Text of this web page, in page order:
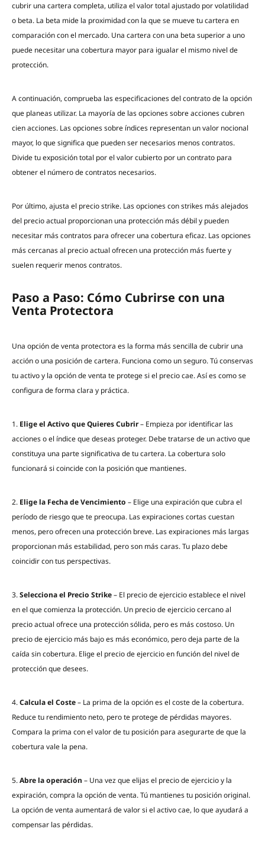
cubrir una cartera completa, utiliza el valor total ajustado por volatilidad
o beta. La beta mide la proximidad con la que se mueve tu cartera en
comparación con el mercado. Una cartera con una beta superior a uno
puede necesitar una cobertura mayor para igualar el mismo nivel de
protección.
A continuación, comprueba las especificaciones del contrato de la opción
que planeas utilizar. La mayoría de las opciones sobre acciones cubren
cien acciones. Las opciones sobre índices representan un valor nocional
mayor, lo que significa que pueden ser necesarios menos contratos.
Divide tu exposición total por el valor cubierto por un contrato para
obtener el número de contratos necesarios.
Por último, ajusta el precio strike. Las opciones con strikes más alejados
del precio actual proporcionan una protección más débil y pueden
necesitar más contratos para ofrecer una cobertura eficaz. Las opciones
más cercanas al precio actual ofrecen una protección más fuerte y
suelen requerir menos contratos.
Paso a Paso: Cómo Cubrirse con una
Venta Protectora
Una opción de venta protectora es la forma más sencilla de cubrir una
acción o una posición de cartera. Funciona como un seguro. Tú conservas
tu activo y la opción de venta te protege si el precio cae. Así es como se
configura de forma clara y práctica.
1. Elige el Activo que Quieres Cubrir– Empieza por identificar las
acciones o el índice que deseas proteger. Debe tratarse de un activo que
constituya una parte significativa de tu cartera. La cobertura solo
funcionará si coincide con la posición que mantienes.
2. Elige la Fecha de Vencimiento – Elige una expiración que cubra el
período de riesgo que te preocupa. Las expiraciones cortas cuestan
menos, pero ofrecen una protección breve. Las expiraciones más largas
proporcionan más estabilidad, pero son más caras. Tu plazo debe
coincidir con tus perspectivas.
3.Selecciona el Precio Strike– El precio de ejercicio establece el nivel
en el que comienza la protección. Un precio de ejercicio cercano al
precio actual ofrece una protección sólida, pero es más costoso. Un
precio de ejercicio más bajo es más económico, pero deja parte de la
caída sin cobertura. Elige el precio de ejercicio en función del nivel de
protección que desees.
4.Calcula el Coste– La prima de la opción es el coste de la cobertura.
Reduce tu rendimiento neto, pero te protege de pérdidas mayores.
Compara la prima con el valor de tu posición para asegurarte de que la
cobertura vale la pena.
5.Abre la operación – Una vez que elijas el precio de ejercicio y la
expiración, compra la opción de venta. Tú mantienes tu posición original.
La opción de venta aumentará de valor si el activo cae, lo que ayudará a
compensar las pérdidas.